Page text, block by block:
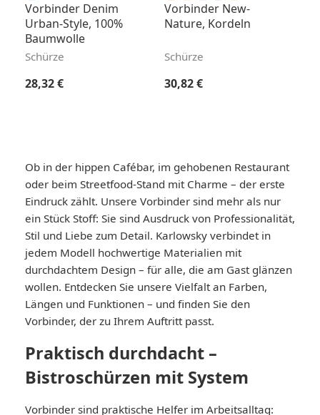
Vorbinder Denim
Urban-Style, 100%
Baumwolle
Schürze
Regulärer Preis:
28,32 €
Vorbinder New-
Nature, Kordeln
Schürze
Regulärer Preis:
30,82 €
Ob in der hippen Cafébar, im gehobenen Restaurant
oder beim Streetfood-Stand mit Charme – der erste
Eindruck zählt. Unsere Vorbinder sind mehr als nur
ein Stück Stoff: Sie sind Ausdruck von Professionalität,
Stil und Liebe zum Detail. Karlowsky verbindet in
jedem Modell hochwertige Materialien mit
durchdachtem Design – für alle, die am Gast glänzen
wollen. Entdecken Sie unsere Vielfalt an Farben,
Längen und Funktionen – und finden Sie den
Vorbinder, der zu Ihrem Auftritt passt.
Praktisch durchdacht –
Bistroschürzen mit System
Vorbinder sind praktische Helfer im Arbeitsalltag: